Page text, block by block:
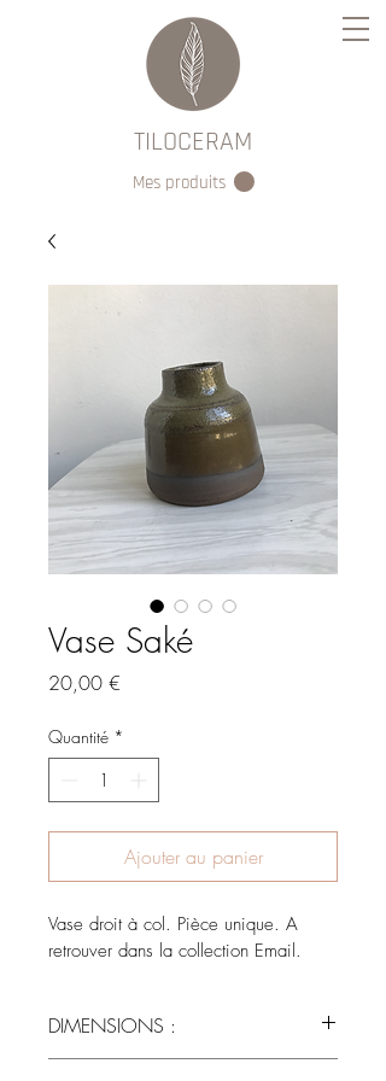
TILOCERAM
Mes produits
Vase Saké
20,00 €
Quantité *
Ajouter au panier
Vase droit à col. Pièce unique. A
retrouver dans la collection Email.
DIMENSIONS :